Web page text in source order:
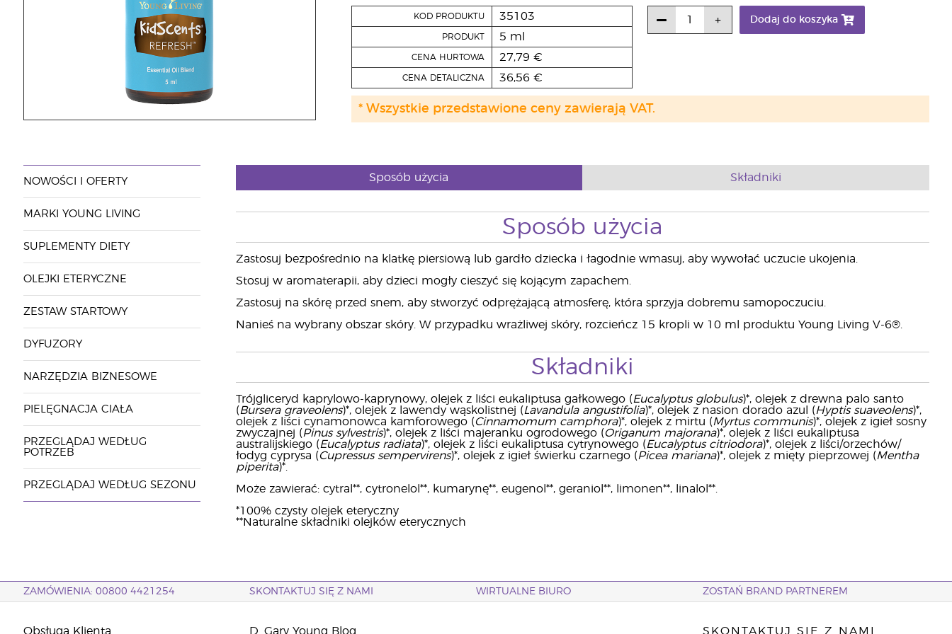
KOD PRODUKTU 35103
PRODUKT 5 ml
CENA HURTOWA 27,79 €
CENA DETALICZNA 36,56 €
Dodaj do koszyka
* Wszystkie przedstawione ceny zawierają VAT.
NOWOŚCI I OFERTY
MARKI YOUNG LIVING
SUPLEMENTY DIETY
OLEJKI ETERYCZNE
ZESTAW STARTOWY
DYFUZORY
NARZĘDZIA BIZNESOWE
PIELĘGNACJA CIAŁA
PRZEGLĄDAJ WEDŁUG
POTRZEB
PRZEGLĄDAJ WEDŁUG SEZONU
Sposób użycia Składniki
Sposób użycia
Zastosuj bezpośrednio na klatkę piersiową lub gardło dziecka i łagodnie wmasuj, aby wywołać uczucie ukojenia.
Stosuj w aromaterapii, aby dzieci mogły cieszyć się kojącym zapachem.
Zastosuj na skórę przed snem, aby stworzyć odprężającą atmosferę, która sprzyja dobremu samopoczuciu.
Nanieś na wybrany obszar skóry. W przypadku wrażliwej skóry, rozcieńcz 15 kropli w 10 ml produktu Young Living V-6®.
Składniki
Trójgliceryd kaprylowo-kaprynowy, olejek z liści eukaliptusa gałkowego (Eucalyptus globulus)*, olejek z drewna palo santo
(Bursera graveolens)*, olejek z lawendy wąskolistnej (Lavandula angustifolia)*, olejek z nasion dorado azul (Hyptis suaveolens)*,
olejek z liści cynamonowca kamforowego (Cinnamomum camphora)*, olejek z mirtu (Myrtus communis)*, olejek z igieł sosny
zwyczajnej (Pinus sylvestris)*, olejek z liści majeranku ogrodowego (Origanum majorana)*, olejek z liści eukaliptusa
australijskiego (Eucalyptus radiata)*, olejek z liści eukaliptusa cytrynowego (Eucalyptus citriodora)*, olejek z liści/orzechów/
łodyg cyprysa (Cupressus sempervirens)*, olejek z igieł świerku czarnego (Picea mariana)*, olejek z mięty pieprzowej (Mentha
piperita)*.
Może zawierać: cytral**, cytronelol**, kumarynę**, eugenol**, geraniol**, limonen**, linalol**.
*100% czysty olejek eteryczny
**Naturalne składniki olejków eterycznych
ZAMÓWIENIA: 00800 4421254 SKONTAKTUJ SIĘ Z NAMI WIRTUALNE BIURO ZOSTAŃ BRAND PARTNEREM
Obsługa Klienta D. Gary Young Blog SKONTAKTUJ SIĘ Z NAMI